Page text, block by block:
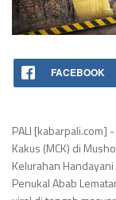
FACEBOOK
PALI [kabarpali.com]
Kakus (MCK) di
Kelurahan
Penukal Abab